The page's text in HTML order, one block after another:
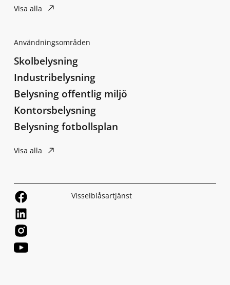
Visa alla
Användningsområden
Skolbelysning
Industribelysning
Belysning offentlig miljö
Kontorsbelysning
Belysning fotbollsplan
Visa alla
Visselblåsartjänst